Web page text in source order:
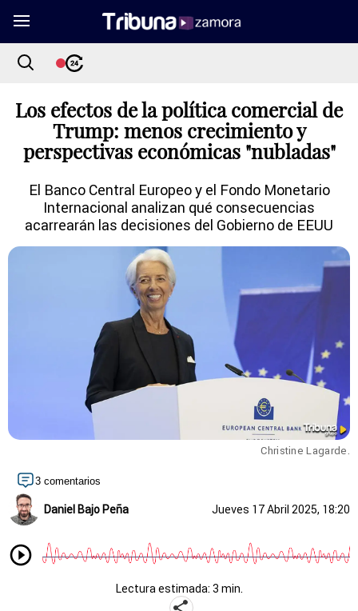
Los efectos de la política comercial de
Trump: menos crecimiento y
perspectivas económicas "nubladas"
El Banco Central Europeo y el Fondo Monetario
Internacional analizan qué consecuencias
acarrearán las decisiones del Gobierno de EEUU
Christine Lagarde.
3 comentarios
Daniel Bajo Peña Jueves 17 Abril 2025, 18:20
Lectura estimada: 3 min.